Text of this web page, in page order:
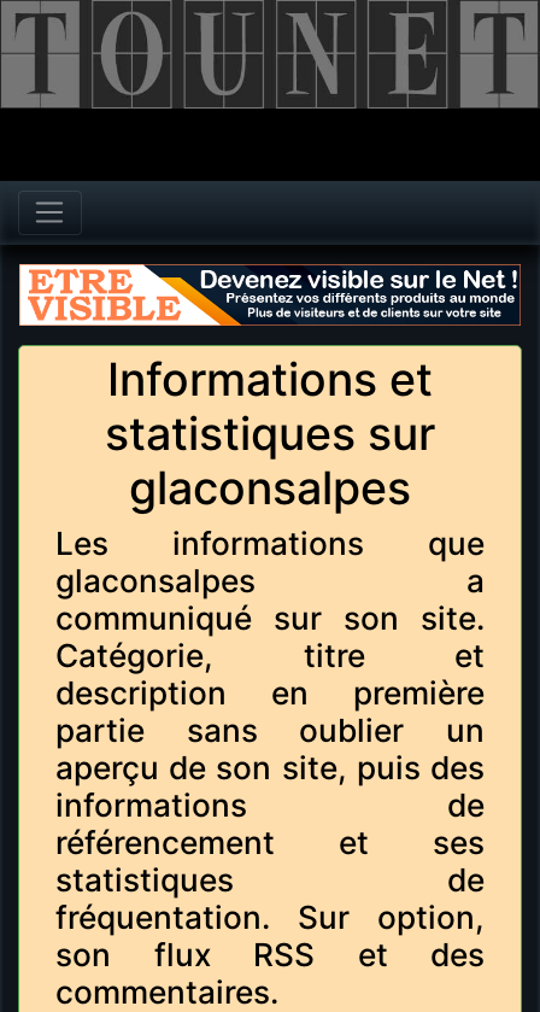
Informations et
statistiques sur
glaconsalpes
Les informations que
glaconsalpes a
communiqué sur son site.
Catégorie, titre et
description en première
partie sans oublier un
aperçu de son site, puis des
informations de
référencement et ses
statistiques de
fréquentation. Sur option,
son flux RSS et des
commentaires.